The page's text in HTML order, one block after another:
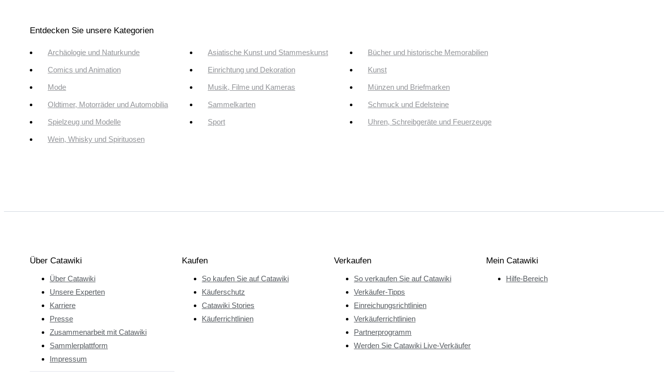
Entdecken Sie unsere Kategorien
Archäologie und Naturkunde Asiatische Kunst und Stammeskunst Bücher und historische Memorabilien
Comics und Animation Einrichtung und Dekoration Kunst
Mode Musik, Filme und Kameras Münzen und Briefmarken
Oldtimer, Motorräder und Automobilia Sammelkarten Schmuck und Edelsteine
Spielzeug und Modelle Sport Uhren, Schreibgeräte und Feuerzeuge
Wein, Whisky und Spirituosen
Über Catawiki
Über Catawiki
Unsere Experten
Karriere
Presse
Zusammenarbeit mit Catawiki
Sammlerplattform
Impressum
Kaufen
So kaufen Sie auf Catawiki
Käuferschutz
Catawiki Stories
Käuferrichtlinien
Verkaufen
So verkaufen Sie auf Catawiki
Verkäufer-Tipps
Einreichungsrichtlinien
Verkäuferrichtlinien
Partnerprogramm
Werden Sie Catawiki Live-Verkäufer
Mein Catawiki
Hilfe-Bereich